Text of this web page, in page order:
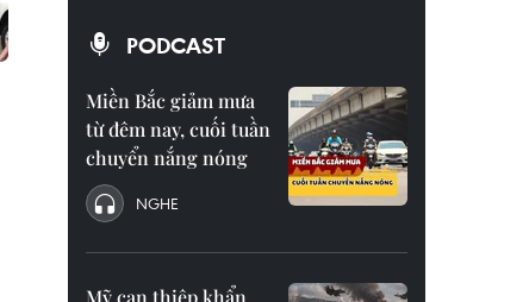
PODCAST
Miền Bắc giảm mưa
từ đêm nay, cuối tuần
chuyển nắng nóng
NGHE
Mỹ can thiệp khẩn